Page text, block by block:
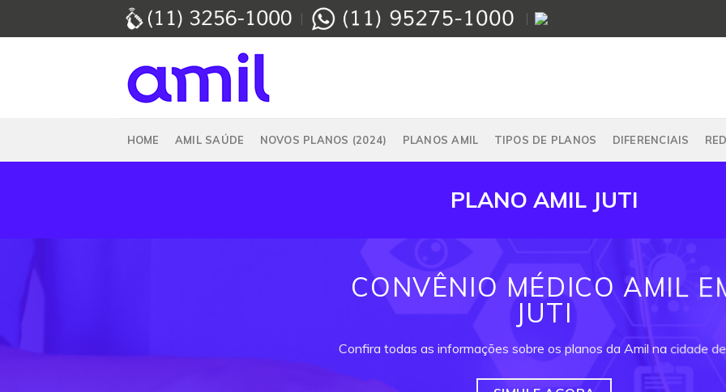
HOME AMIL SAÚDE NOVOS PLANOS (2024) PLANOS AMIL TIPOS DE PLANOS DIFERENCIAIS
PLANO AMIL JUTI
CONVÊNIO MÉDICO AMIL
JUTI
Confira todas as informações sobre os planos da Amil na cidade de